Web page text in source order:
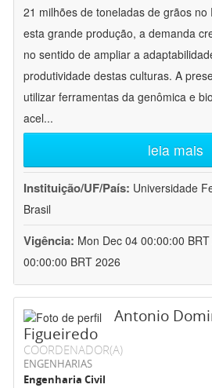
21 milhões de toneladas de grãos no
esta grande produção, a demanda
no sentido de ampliar a
produtividade destas culturas. A
utilizar ferramentas da genômica e
acel...
leia mais
Instituição/UF/País: Universidade
Brasil
Vigência: Mon Dec 04 00:00:00
00:00:00 BRT 2026
Antonio
Figueiredo
COORDENADOR(A)
ENGENHARIAS
Engenharia Civil